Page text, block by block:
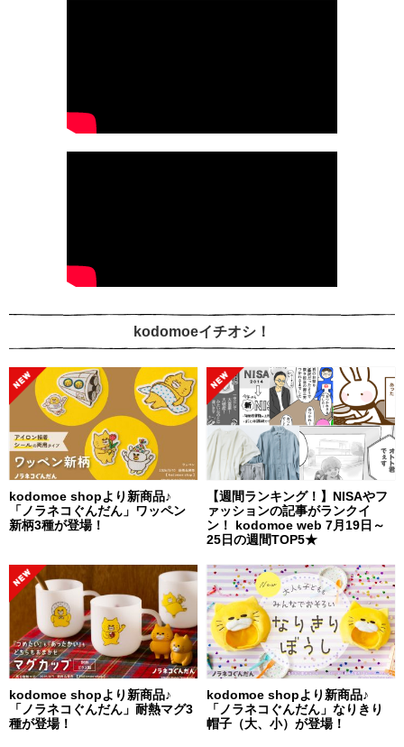
kodomoeイチオシ！
kodomoe shopより新商品♪
「ノラネコぐんだん」ワッペン
新柄3種が登場！
【週間ランキング！】NISAやフ
ァッションの記事がランクイ
ン！ kodomoe web 7月19日～
25日の週間TOP5★
kodomoe shopより新商品♪
「ノラネコぐんだん」耐熱マグ3
種が登場！
kodomoe shopより新商品♪
「ノラネコぐんだん」なりきり
帽子（大、小）が登場！